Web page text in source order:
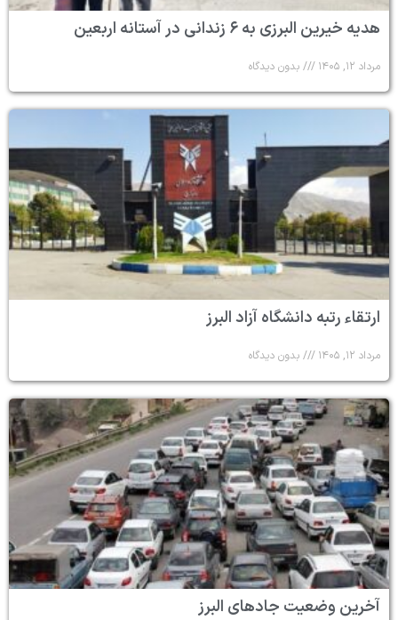
هدیه خیرین البرزی به ۶ زندانی در آستانه اربعین
مرداد ۱۲, ۱۴۰۵ بدون دیدگاه
ارتقاء رتبه دانشگاه آزاد البرز
مرداد ۱۲, ۱۴۰۵ بدون دیدگاه
آخرین وضعیت جادهای البرز